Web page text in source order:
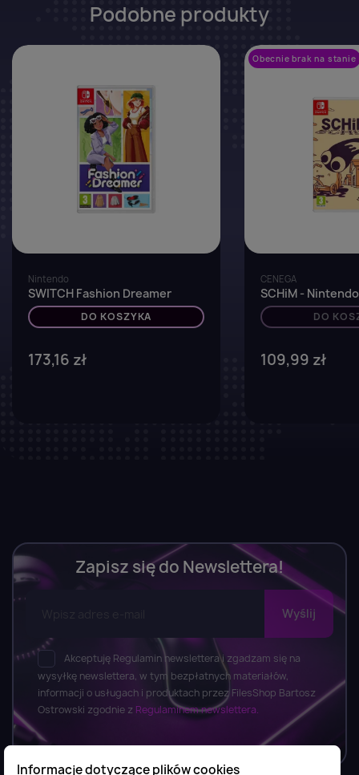
Podobne produkty
Nintendo
SWITCH Fashion Dreamer
DO KOSZYKA
173,16 zł
Obecnie brak na stanie
CENEGA
SCHiM -
DO
109,99 zł
Zapisz się do Newslettera!
Akceptuję Regulamin newslettera i zgadzam się na
wysyłkę newslettera, w tym bezpłatnych materiałów,
informacji o usługach i produktach przez FilesShop Bartosz
Ostrowski zgodnie z Regulaminem newslettera.
Informacje dotyczące plików cookies